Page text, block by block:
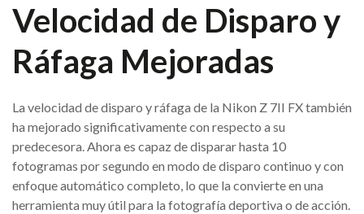
Velocidad de Disparo y
Ráfaga Mejoradas
La velocidad de disparo y ráfaga de la Nikon Z 7II FX también
ha mejorado significativamente con respecto a su
predecesora. Ahora es capaz de disparar hasta 10
fotogramas por segundo en modo de disparo continuo y con
enfoque automático completo, lo que la convierte en una
herramienta muy útil para la fotografía deportiva o de acción.